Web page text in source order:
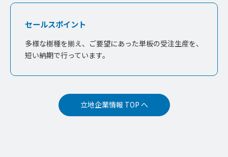
セールスポイント
多様な樹種を揃え、ご要望にあった単板の受注生産を、
短い納期で行っています。
立地企業情報 TOP へ